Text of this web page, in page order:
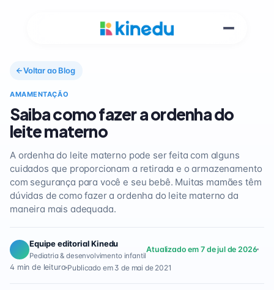
Voltar ao Blog
AMAMENTAÇÃO
Saiba como fazer a ordenha do
leite materno
A ordenha do leite materno pode ser feita com alguns
cuidados que proporcionam a retirada e o armazenamento
com segurança para você e seu bebê. Muitas mamães têm
dúvidas de como fazer a ordenha do leite materno da
maneira mais adequada.
Equipe editorial Kinedu
Pediatria & desenvolvimento infantil
Atualizado em 7 de jul de 2026
4 min de leitura Publicado em 3 de mai de 2021